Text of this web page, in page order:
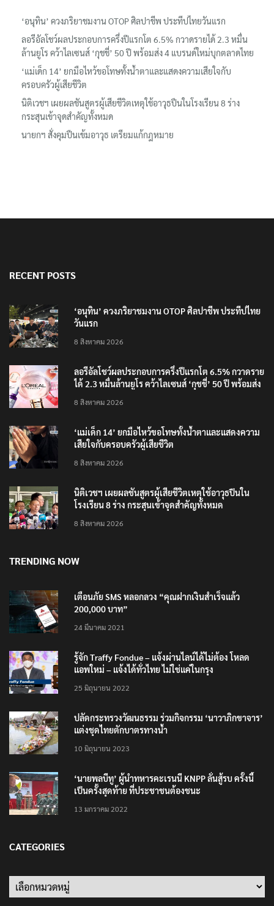
‘อนุทิน’ ควงภริยาชมงาน OTOP ศิลปาชีพ ประทีปไทยวันแรก
ลอรีอัลโชว์ผลประกอบการครึ่งปีแรกโต 6.5% กวาดรายได้ 2.3 หมื่น
ล้านยูโร คว้าไลเซนส์ ‘กุชชี่’ 50 ปี พร้อมส่ง 4 แบรนด์ใหม่บุกตลาดไทย
‘แม่เด็ก 14’ ยกมือไหว้ขอโทษทั้งน้ำตาและแสดงความเสียใจกับ
ครอบครัวผู้เสียชีวิต
นิติเวชฯ เผยผลชันสูตรผู้เสียชีวิตเหตุใช้อาวุธปืนในโรงเรียน 8 ร่าง
กระสุนเข้าจุดสำคัญทั้งหมด
นายกฯ สั่งคุมปืนเข้มอาวุธ เตรียมแก้กฎหมาย
RECENT POSTS
‘อนุทิน’ ควงภริยาชมงาน OTOP ศิลปาชีพ ประทีปไทย
วันแรก
8 สิงหาคม 2026
ลอรีอัลโชว์ผลประกอบการครึ่งปีแรกโต 6.5% กวาดราย
ได้ 2.3 หมื่นล้านยูโร คว้าไลเซนส์ ‘กุชชี่’ 50 ปี พร้อมส่ง
8 สิงหาคม 2026
‘แม่เด็ก 14’ ยกมือไหว้ขอโทษทั้งน้ำตาและแสดงความ
เสียใจกับครอบครัวผู้เสียชีวิต
8 สิงหาคม 2026
นิติเวชฯ เผยผลชันสูตรผู้เสียชีวิตเหตุใช้อาวุธปืนใน
โรงเรียน 8 ร่าง กระสุนเข้าจุดสำคัญทั้งหมด
8 สิงหาคม 2026
TRENDING NOW
เตือนภัย SMS หลอกลวง “คุณฝากเงินสำเร็จแล้ว
200,000 บาท”
24 มีนาคม 2021
รู้จัก Traffy Fondue – แจ้งผ่านไลน์ได้ไม่ต้อง โหลด
แอพใหม่ – แจ้งได้ทั่วไทย ไม่ใช่แค่ในกรุง
25 มิถุนายน 2022
ปลัดกระทรวงวัฒนธรรม ร่วมกิจกรรม ‘นาวาภิกขาจาร’
แต่งชุดไทยตักบาตรทางน้ำ
10 มิถุนายน 2023
‘นายพลบีทู’ ผู้นำทหารคะเรนนี KNPP ลั่นสู้รบ ครั้งนี้
เป็นครั้งสุดท้าย ที่ประชาชนต้องชนะ
13 มกราคม 2022
CATEGORIES